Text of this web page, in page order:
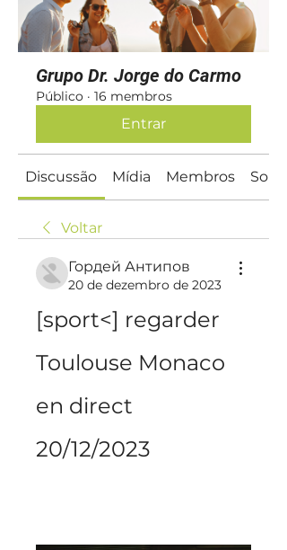
Grupo Dr. Jorge do Carmo
Público · 16 membros
Entrar
Discussão Mídia Membros Sobre
Voltar
Гордей Антипов
20 de dezembro de 2023
[sport<] regarder
Toulouse Monaco
en direct
20/12/2023